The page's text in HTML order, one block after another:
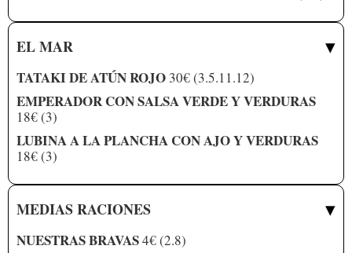
EL MAR ▾
TATAKI DE ATÚN ROJO 30€ (3.5.11.12)
EMPERADOR CON SALSA VERDE Y VERDURAS
18€ (3)
LUBINA A LA PLANCHA CON AJO Y VERDURAS
18€ (3)
MEDIAS RACIONES ▾
NUESTRAS BRAVAS4€ (2.8)